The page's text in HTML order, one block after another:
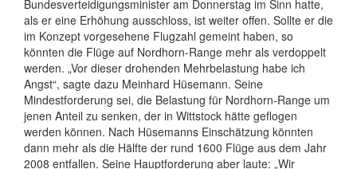
Bundesverteidigungsminister am Donnerstag im Sinn hatte,
als er eine Erhöhung ausschloss, ist weiter offen. Sollte er die
im Konzept vorgesehene Flugzahl gemeint haben, so
könnten die Flüge auf Nordhorn-Range mehr als verdoppelt
werden. „Vor dieser drohenden Mehrbelastung habe ich
Angst“, sagte dazu Meinhard Hüsemann. Seine
Mindestforderung sei, die Belastung für Nordhorn-Range um
jenen Anteil zu senken, der in Wittstock hätte geflogen
werden können. Nach Hüsemanns Einschätzung könnten
dann mehr als die Hälfte der rund 1600 Flüge aus dem Jahr
2008 entfallen. Seine Hauptforderung aber laute: „Wir